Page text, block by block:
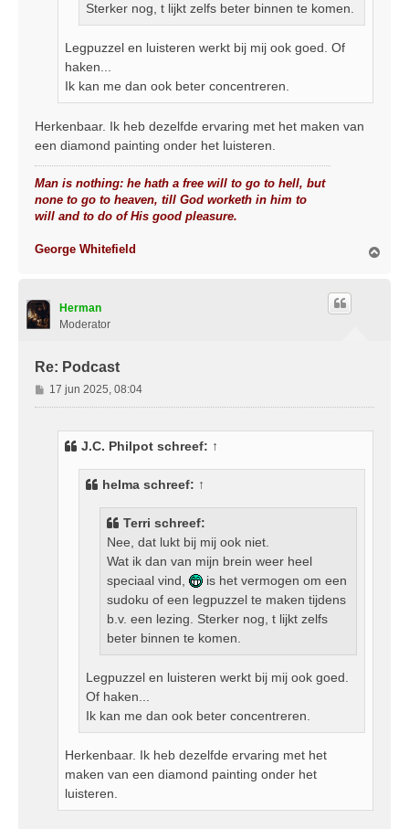
Sterker nog, t lijkt zelfs beter binnen te komen.
Legpuzzel en luisteren werkt bij mij ook goed. Of
haken...
Ik kan me dan ook beter concentreren.
Herkenbaar. Ik heb dezelfde ervaring met het maken van
een diamond painting onder het luisteren.
Man is nothing: he hath a free will to go to hell, but
none to go to heaven, till God worketh in him to
will and to do of His good pleasure.
George Whitefield
Herman
Moderator
Re: Podcast
B
e
17 jun 2025, 08:04
J.C. Philpot schreef: ↑
helma schreef: ↑
Terri schreef:
Nee, dat lukt bij mij ook niet.
Wat ik dan van mijn brein weer heel
speciaal vind,
is het vermogen om een
sudoku of een legpuzzel te maken tijdens
b.v. een lezing. Sterker nog, t lijkt zelfs
beter binnen te komen.
Legpuzzel en luisteren werkt bij mij ook goed.
Of haken...
Ik kan me dan ook beter concentreren.
Herkenbaar. Ik heb dezelfde ervaring met het
maken van een diamond painting onder het
luisteren.